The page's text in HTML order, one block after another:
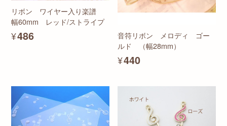
リボン ワイヤー入り楽譜
幅60mm レッド/ストライプ
¥486
音符リボン メロディ ゴー
ルド （幅28mm）
¥440